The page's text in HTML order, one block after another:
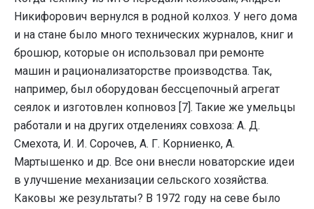
Никифорович вернулся в родной колхоз. У него дома
и на стане было много технических журналов, книг и
брошюр, которые он использовал при ремонте
машин и рационализаторстве производства. Так,
например, был оборудован бессцепочный агрегат
сеялок и изготовлен копновоз [7]. Такие же умельцы
работали и на других отделениях совхоза: А. Д.
Смехота, И. И. Сорочев, А. Г. Корниенко, А.
Мартышенко и др. Все они внесли новаторские идеи
в улучшение механизации сельского хозяйства.
Каковы же результаты? В 1972 году на севе было